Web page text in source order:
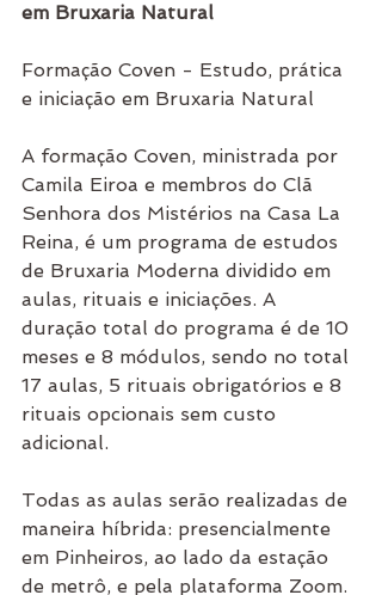
em Bruxaria Natural
Formação Coven - Estudo, prática
e iniciação em Bruxaria Natural
A formação Coven, ministrada por
Camila Eiroa e membros do Clã
Senhora dos Mistérios na Casa La
Reina, é um programa de estudos
de Bruxaria Moderna dividido em
aulas, rituais e iniciações. A
duração total do programa é de 10
meses e 8 módulos, sendo no total
17 aulas, 5 rituais obrigatórios e 8
rituais opcionais sem custo
adicional.
Todas as aulas serão realizadas de
maneira híbrida: presencialmente
em Pinheiros, ao lado da estação
de metrô, e pela plataforma Zoom.